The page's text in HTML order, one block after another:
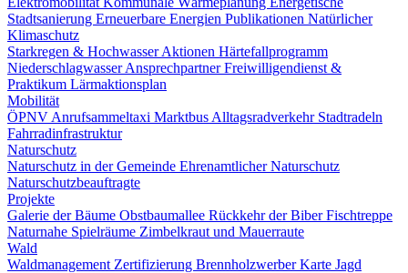
Stadtsanierung Erneuerbare Energien Publikationen Natürlicher
Klimaschutz
Starkregen & HochwasserAktionen Härtefallprogramm
NiederschlagwasserAnsprechpartnerFreiwilligendienst &
Praktikum Lärmaktionsplan
Mobilität
ÖPNV Anrufsammeltaxi Marktbus Alltagsradverkehr Stadtradeln
Fahrradinfrastruktur
Naturschutz
Naturschutz in der Gemeinde Ehrenamtlicher Naturschutz
Naturschutzbeauftragte
Projekte
Galerie der Bäume Obstbaumallee Rückkehr der BiberFischtreppe
Naturnahe Spielräume Zimbelkraut und Mauerraute
Wald
Waldmanagement Zertifizierung BrennholzwerberKarte Jagd